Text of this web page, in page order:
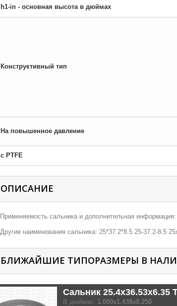
h1-in - основная высота в дюймах
Конструктивный тип
На повышенное давление
с PTFE
ОПИСАНИЕ
Применяемость сальника и дополнительная
Другие наименования сальника: 25*37.2*8.5 25-37.2-8.5
БЛИЖАЙШИЕ ТИПОРАЗМЕРЫ В
Сальник 25.4x36.53x6.35
В дюймах: 1.000x1.438x0.250